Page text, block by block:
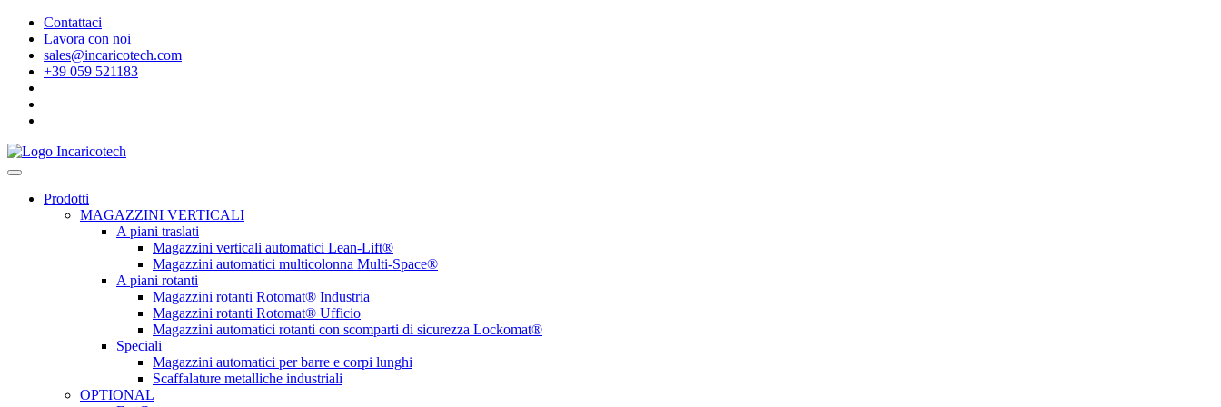
Contattaci
Lavora con noi
sales@incaricotech.com
+39 059 521183
Prodotti
MAGAZZINI VERTICALI
A piani traslati
Magazzini verticali automatici Lean-Lift®
Magazzini automatici multicolonna Multi-Space®
A piani rotanti
Magazzini rotanti Rotomat® Industria
Magazzini rotanti Rotomat® Ufficio
Magazzini automatici rotanti con scomparti di sicurezza Lockomat®
Speciali
Magazzini automatici per barre e corpi lunghi
Scaffalature metalliche industriali
OPTIONAL